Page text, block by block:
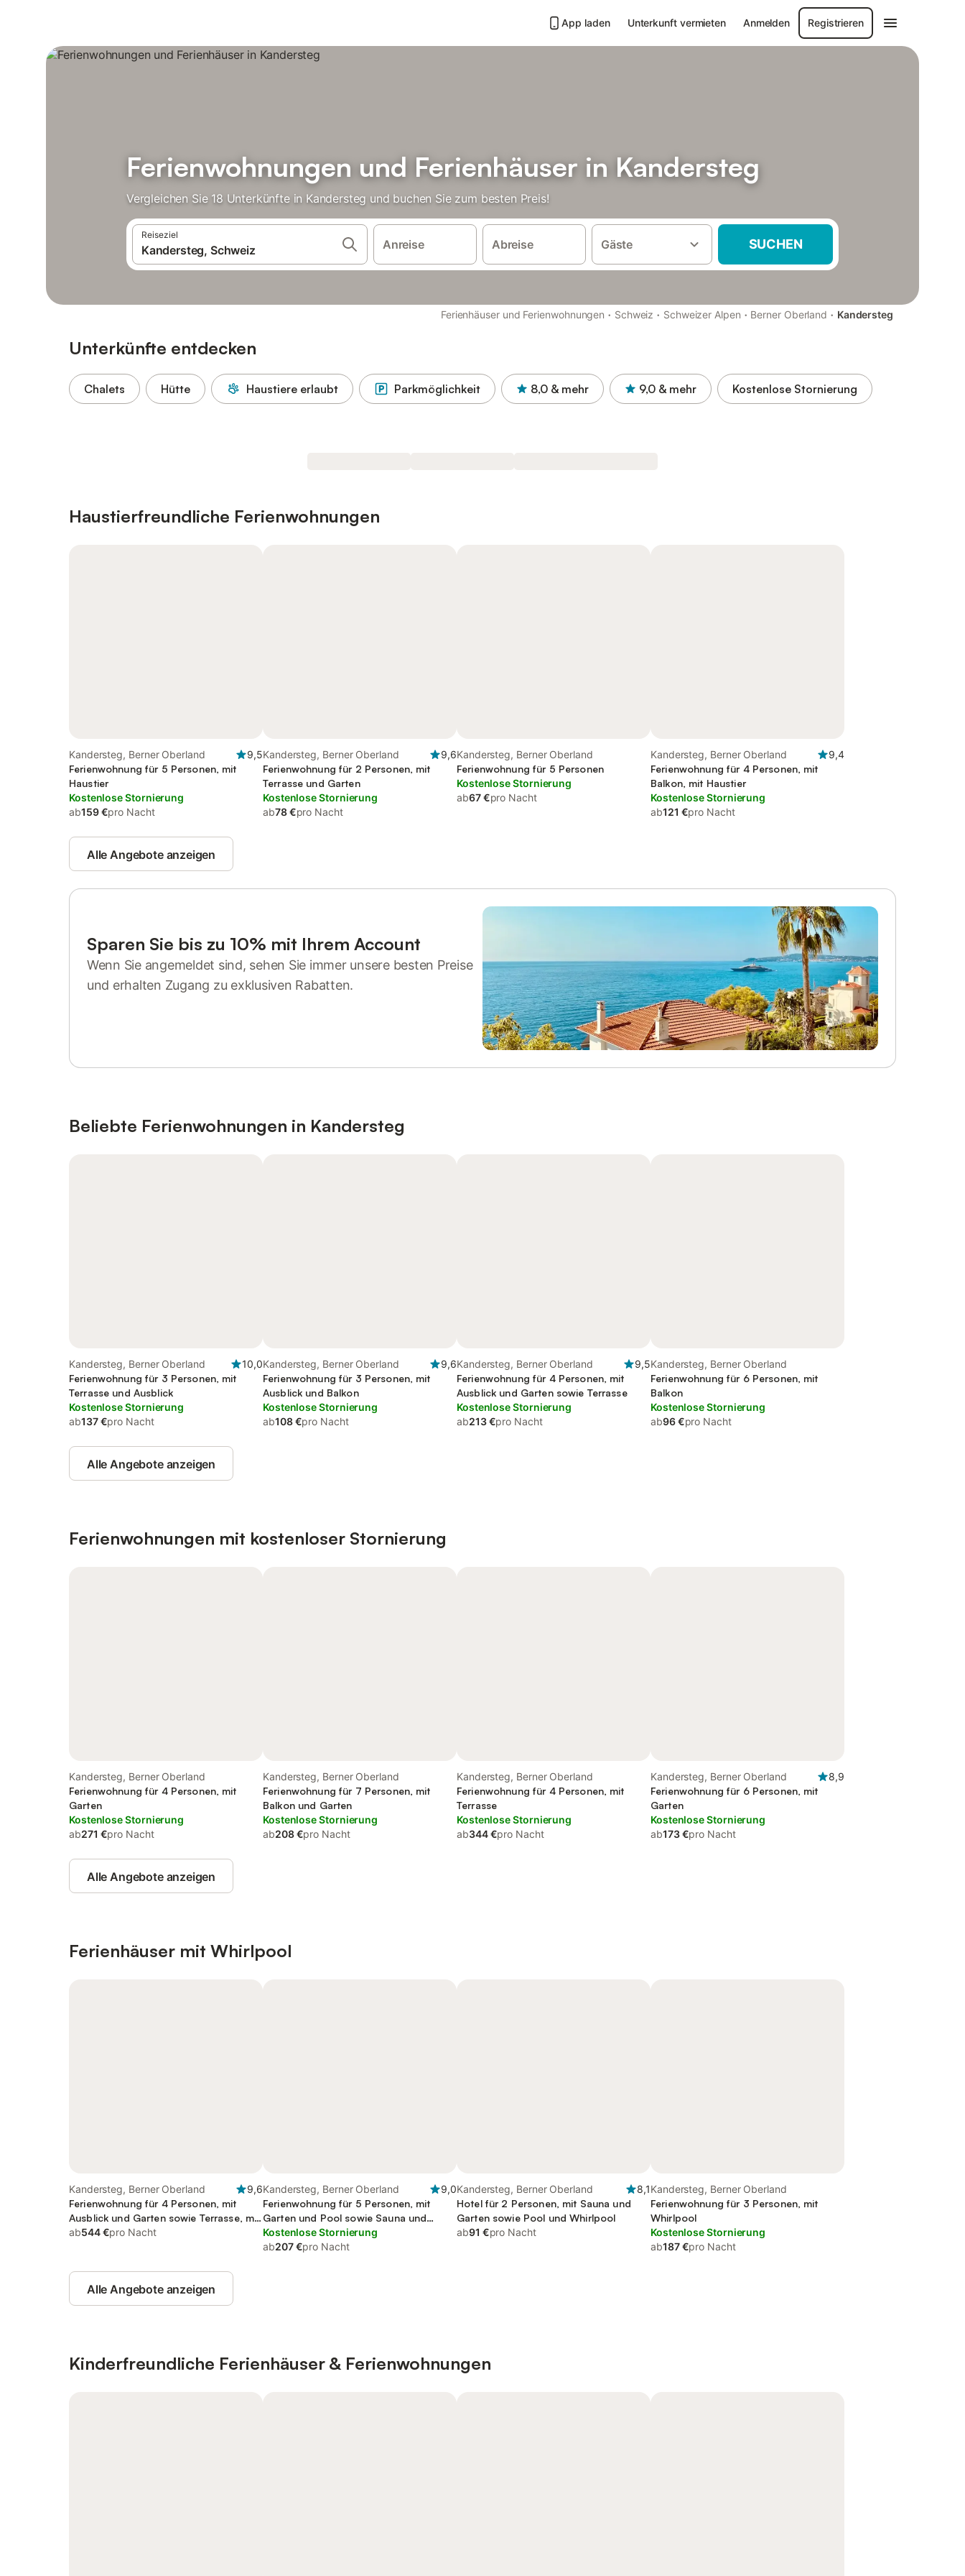
App laden Unterkunft vermieten Anmelden Registrieren
Ferienwohnungen und Ferienhäuser in Kandersteg
Vergleichen Sie 18 Unterkünfte in Kandersteg und buchen Sie zum besten Preis!
Reiseziel
Anreise Abreise Gäste SUCHEN
Ferienhäuser und Ferienwohnungen · Schweiz · Schweizer Alpen · Berner Oberland · Kandersteg
Unterkünfte entdecken
Chalets Hütte Haustiere erlaubt Parkmöglichkeit 8,0 & mehr 9,0 & mehr Kostenlose Stornierung
Haustierfreundliche Ferienwohnungen
Kandersteg, Berner Oberland
9,5
Ferienwohnung für 5 Personen, mit
Haustier
Kostenlose Stornierung
ab159 €pro Nacht
Kandersteg, Berner Oberland
9,6
Ferienwohnung für 2 Personen, mit
Terrasse und Garten
Kostenlose Stornierung
ab78 €pro Nacht
Kandersteg, Berner Oberland
Ferienwohnung für 5 Personen
Kostenlose Stornierung
ab67 €pro Nacht
Kandersteg, Berner Oberland
9,4
Ferienwohnung für 4 Personen, mit
Balkon, mit Haustier
Kostenlose Stornierung
ab121 €pro Nacht
Alle Angebote anzeigen
Sparen Sie bis zu 10% mit Ihrem Account
Wenn Sie angemeldet sind, sehen Sie immer unsere besten Preise
und erhalten Zugang zu exklusiven Rabatten.
Beliebte Ferienwohnungen in Kandersteg
Kandersteg, Berner Oberland
10,0
Ferienwohnung für 3 Personen, mit
Terrasse und Ausblick
Kostenlose Stornierung
ab137 €pro Nacht
Kandersteg, Berner Oberland
9,6
Ferienwohnung für 3 Personen, mit
Ausblick und Balkon
Kostenlose Stornierung
ab108 €pro Nacht
Kandersteg, Berner Oberland
9,5
Ferienwohnung für 4 Personen, mit
Ausblick und Garten sowie Terrasse
Kostenlose Stornierung
ab213 €pro Nacht
Kandersteg, Berner Oberland
Ferienwohnung für 6 Personen, mit
Balkon
Kostenlose Stornierung
ab96 €pro Nacht
Alle Angebote anzeigen
Ferienwohnungen mit kostenloser Stornierung
Kandersteg, Berner Oberland
Ferienwohnung für 4 Personen, mit
Garten
Kostenlose Stornierung
ab271 €pro Nacht
Kandersteg, Berner Oberland
Ferienwohnung für 7 Personen, mit
Balkon und Garten
Kostenlose Stornierung
ab208 €pro Nacht
Kandersteg, Berner Oberland
Ferienwohnung für 4 Personen, mit
Terrasse
Kostenlose Stornierung
ab344 €pro Nacht
Kandersteg, Berner Oberland
8,9
Ferienwohnung für 6 Personen, mit
Garten
Kostenlose Stornierung
ab173 €pro Nacht
Alle Angebote anzeigen
Ferienhäuser mit Whirlpool
Kandersteg, Berner Oberland
9,6
Ferienwohnung für 4 Personen, mit
Ausblick und Garten sowie Terrasse, mit
Haustier
ab544 €pro Nacht
Kandersteg, Berner Oberland
9,0
Ferienwohnung für 5 Personen, mit
Garten und Pool sowie Sauna und
Ausblick, mit Haustier
Kostenlose Stornierung
ab207 €pro Nacht
Kandersteg, Berner Oberland
8,1
Hotel für 2 Personen, mit Sauna und
Garten sowie Pool und Whirlpool
ab91 €pro Nacht
Kandersteg, Berner Oberland
Ferienwohnung für 3 Personen, mit
Whirlpool
Kostenlose Stornierung
ab187 €pro Nacht
Alle Angebote anzeigen
Kinderfreundliche Ferienhäuser & Ferienwohnungen